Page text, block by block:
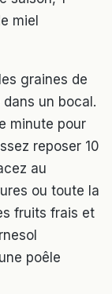
miel
graines de
un bocal.
minute pour
reposer 10
au
ou toute la
fruits frais et
poêle